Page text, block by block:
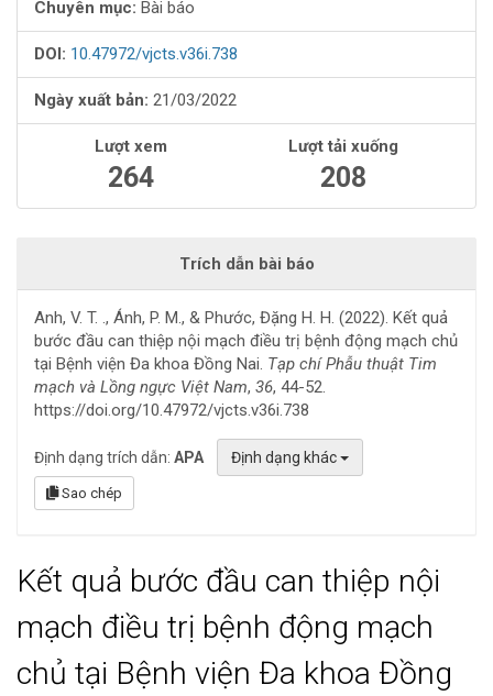
bài
viết
Chuyên mục: Bài báo
DOI: 10.47972/vjcts.v36i.738
Ngày xuất bản: 21/03/2022
Lượt xem
264
Lượt tải xuống
208
Trích dẫn bài báo
Anh, V. T. ., Ánh, P. M., & Phước, Đặng H. H. (2022). Kết quả
bước đầu can thiệp nội mạch điều trị bệnh động mạch chủ
tại Bệnh viện Đa khoa Đồng Nai. Tạp chí Phẫu thuật Tim
mạch và Lồng ngực Việt Nam, 36, 44-52.
https://doi.org/10.47972/vjcts.v36i.738
Định dạng trích dẫn: APA Định dạng khác
Sao chép
Kết quả bước đầu can thiệp nội
mạch điều trị bệnh động mạch
chủ tại Bệnh viện Đa khoa Đồng